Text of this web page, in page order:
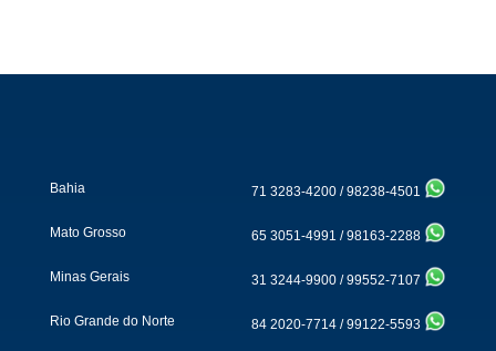
Bahia 71 3283-4200 /98238-4501
Mato Grosso 65 3051-4991 /98163-2288
Minas Gerais 31 3244-9900 /99552-7107
Rio Grande do Norte 84 2020-7714 /99122-5593